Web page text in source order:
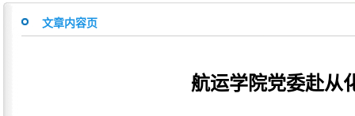
文章内容页
航运学院党委赴从